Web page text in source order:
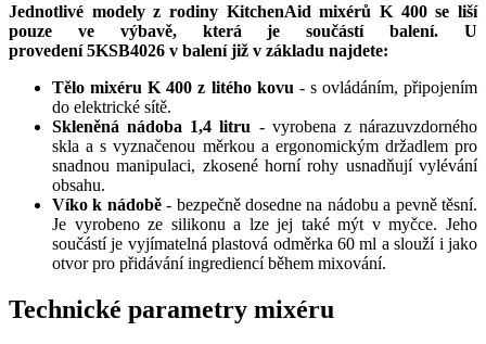
Jednotlivé modely z rodiny KitchenAid mixérů K 400 se liší
pouze ve výbavě, která je součástí balení. U
provedení 5KSB4026 v balení již v základu najdete:
Tělo mixéru K 400 z litého kovu - s ovládáním, připojením
do elektrické sítě.
Skleněná nádoba 1,4 litru - vyrobena z nárazuvzdorného
skla a s vyznačenou měrkou a ergonomickým držadlem pro
snadnou manipulaci, zkosené horní rohy usnadňují vylévání
obsahu.
Víko k nádobě- bezpečně dosedne na nádobu a pevně těsní.
Je vyrobeno ze silikonu a lze jej také mýt v myčce. Jeho
součástí je vyjímatelná plastová odměrka 60 ml a slouží i jako
otvor pro přidávání ingrediencí během mixování.
Technické parametry mixéru